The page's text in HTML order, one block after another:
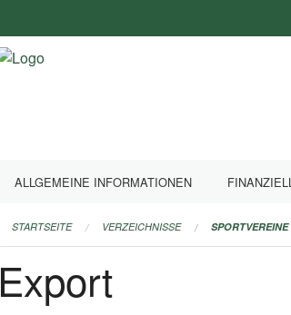
ALLGEMEINE INFORMATIONEN
STARTSEITE VERZEICHNISSE SPORTVEREINE
Export